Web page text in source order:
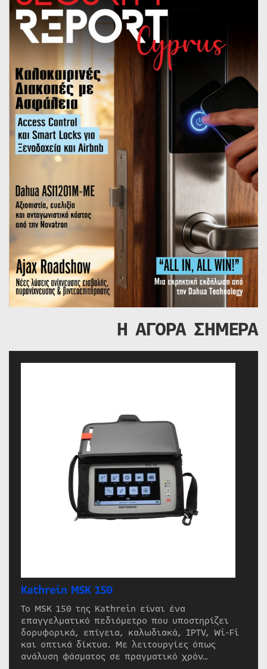
Η ΑΓΟΡΑ ΣΗΜΕΡΑ
Kathrein MSK 150
Το MSK 150 της Kathrein είναι ένα
επαγγελματικό πεδιόμετρο που υποστηρίζει
δορυφορικά, επίγεια, καλωδιακά, IPTV, Wi-Fi
και οπτικά δίκτυα. Με λειτουργίες όπως
ανάλυση φάσματος σε πραγματικό χρόν…